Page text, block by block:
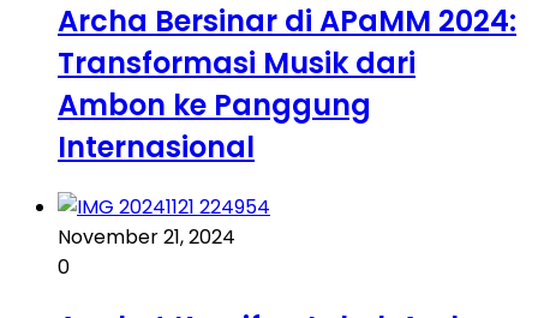
Archa Bersinar di APaMM 2024:
Transformasi Musik dari
Ambon ke Panggung
Internasional
November 21, 2024
0